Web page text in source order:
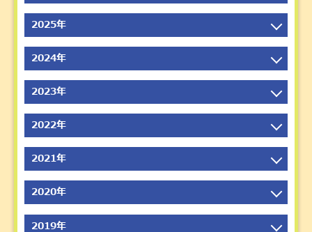
2026年8月
2026年7月
2026年6月
2026年5月
2026年4月
2026年3月
2026年2月
2026年1月
2025年
2025年12月
2025年11月
2025年10月
2025年9月
2025年8月
2025年7月
2025年6月
2025年5月
2025年4月
2024年
2024年12月
2024年11月
2024年10月
2024年9月
2024年8月
2024年7月
2024年6月
2023年
2023年12月
2023年11月
2023年10月
2023年9月
2023年8月
2023年7月
2022年
2022年12月
2022年11月
2022年10月
2022年9月
2021年
2021年12月
2021年11月
2021年10月
2020年
2020年12月
2019年